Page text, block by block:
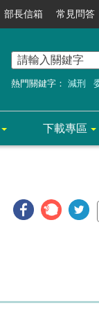
部長信箱 常見問答
熱門關鍵字： 減刑
下載專區